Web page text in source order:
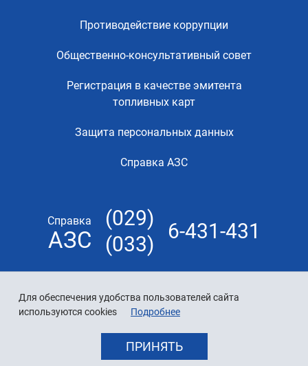
Для обеспечения удобства пользователей сайта
используются cookies
Подробнее
ПРИНЯТЬ
Противодействие коррупции
Общественно-консультативный совет
Регистрация в качестве эмитента
топливных карт
Защита персональных данных
Справка АЗС
Справка
АЗС
(029)
(033)
6-431-431